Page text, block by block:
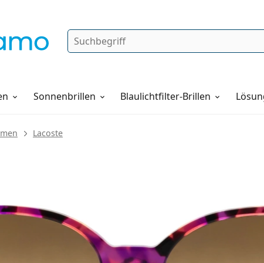
Suche
Sonnenbrillen Blaulichtfilter-Brillen
Lacoste